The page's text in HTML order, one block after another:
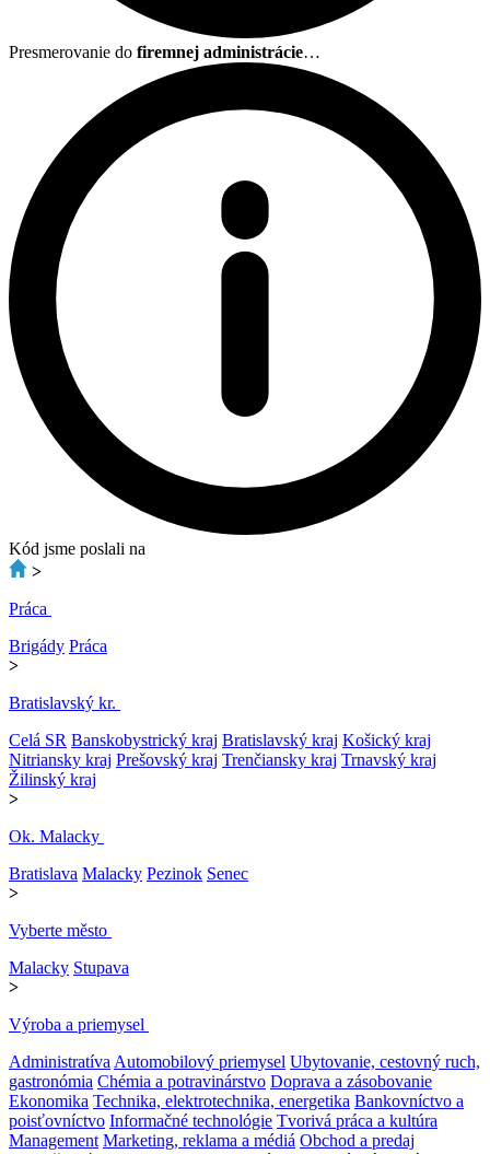
Presmerovanie do firemnej administrácie…
Kód jsme poslali na
>
Práca
Brigády Práca
>
Bratislavský kr.
Celá SR Banskobystrický kraj Bratislavský kraj Košický kraj
Nitriansky kraj Prešovský kraj Trenčiansky kraj Trnavský kraj
Žilinský kraj
>
Ok. Malacky
Bratislava Malacky Pezinok Senec
>
Vyberte město
Malacky Stupava
>
Výroba a priemysel
AdministratívaAutomobilový priemysel Ubytovanie, cestovný ruch,
gastronómia Chémia a potravinárstvo Doprava a zásobovanie
Ekonomika Technika, elektrotechnika, energetika Bankovníctvo a
poisťovníctvo Informačné technológie Tvorivá práca a kultúra
Management Marketing, reklama a médiá Obchod a predaj